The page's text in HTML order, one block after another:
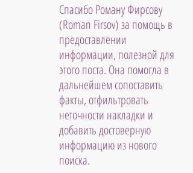
Спасибо Роману Фирсову
(Roman Firsov) за помощь в
предоставлении
информации, полезной для
этого поста. Она помогла в
дальнейшем сопоставить
факты, отфильтровать
неточности накладки и
добавить достоверную
информацию из нового
поиска.